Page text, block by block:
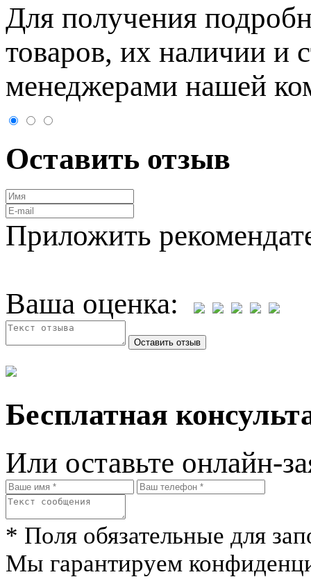
Для пoлучения
товaров, их нaличии и
менеджерами нашей
Оставить отзыв
Приложить
Ваша оценка:
Бесплатная
Или оставьте онлайн-
* Поля обязательные для
Мы гарантируем